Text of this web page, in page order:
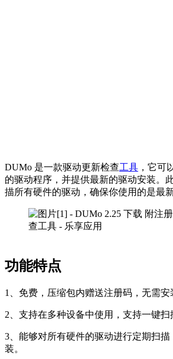
DUMo 是一款驱动更新检查工具 ，它可
的驱动程序，并提供最新的驱动安装。
描所有硬件的驱动，确保你使用的是最
功能特点
1、免费，压缩包内赠送注册码，无需安
2、支持在多种设备中使用，支持一键扫
3、能够对所有硬件的驱动进行定期扫
装。